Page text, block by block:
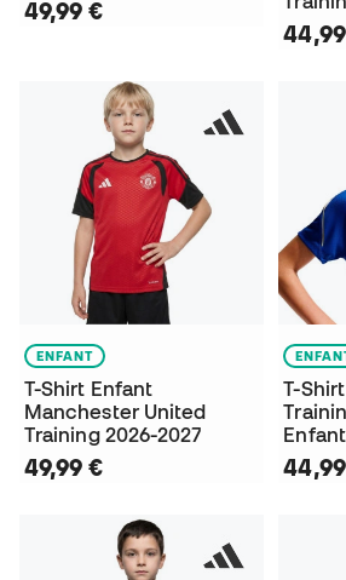
49,99 €
ENFANT
T-Shirt Enfant
Manchester United
Training 2026-2027
49,99 €
T-
Enfant